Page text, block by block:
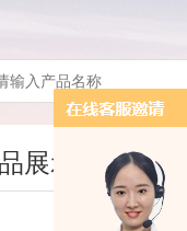
展示